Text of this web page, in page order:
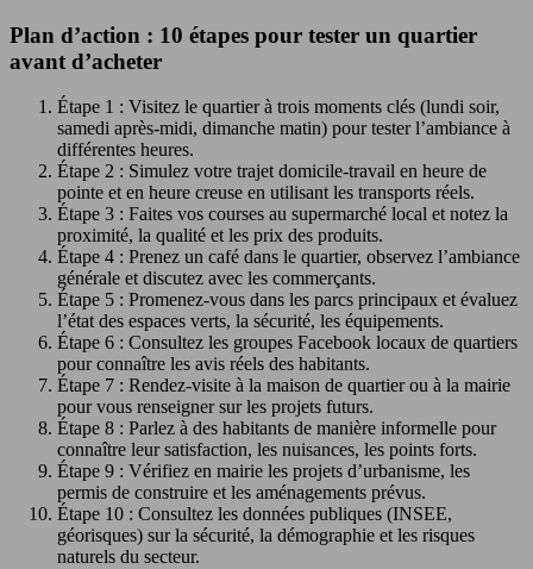
Plan d’action : 10 étapes pour tester un quartier
avant d’acheter
Étape 1 : Visitez le quartier à trois moments clés (lundi soir,
samedi après-midi, dimanche matin) pour tester l’ambiance à
différentes heures.
Étape 2 : Simulez votre trajet domicile-travail en heure de
pointe et en heure creuse en utilisant les transports réels.
Étape 3 : Faites vos courses au supermarché local et notez la
proximité, la qualité et les prix des produits.
Étape 4 : Prenez un café dans le quartier, observez l’ambiance
générale et discutez avec les commerçants.
Étape 5 : Promenez-vous dans les parcs principaux et évaluez
l’état des espaces verts, la sécurité, les équipements.
Étape 6 : Consultez les groupes Facebook locaux de quartiers
pour connaître les avis réels des habitants.
Étape 7 : Rendez-visite à la maison de quartier ou à la mairie
pour vous renseigner sur les projets futurs.
Étape 8 : Parlez à des habitants de manière informelle pour
connaître leur satisfaction, les nuisances, les points forts.
Étape 9 : Vérifiez en mairie les projets d’urbanisme, les
permis de construire et les aménagements prévus.
Étape 10 : Consultez les données publiques (INSEE,
géorisques) sur la sécurité, la démographie et les risques
naturels du secteur.